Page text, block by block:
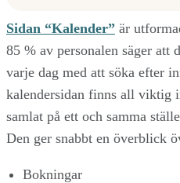
Sidan “Kalender” är
85 % av personalen säger att
varje dag med att söka efter
kalendersidan finns all viktig
samlat på ett och samma
Den ger snabbt en överblick
Bokningar